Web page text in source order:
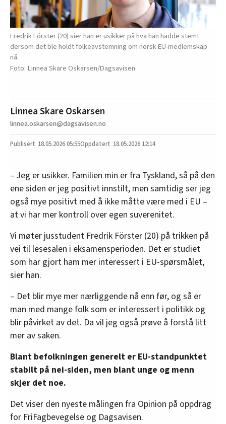
Fredrik Förster (20) sier han er usikker på hva han hadde stemt
dersom det ble holdt folkeavstemning om norsk EU-medlemskap
nå.
Linnea Skare Oskarsen/Dagsavisen
Linnea Skare Oskarsen
linnea.oskarsen@dagsavisen.no
18.05.202605:55 18.05.2026 12:14
– Jeg er usikker. Familien min er fra Tyskland, så på den
ene siden er jeg positivt innstilt, men samtidig ser jeg
også mye positivt med å ikke måtte være med i EU –
at vi har mer kontroll over egen suverenitet.
Vi møter jusstudent Fredrik Förster (20) på trikken på
vei til lesesalen i eksamensperioden. Det er studiet
som har gjort ham mer interessert i EU-spørsmålet,
sier han.
– Det blir mye mer nærliggende nå enn før, og så er
man med mange folk som er interessert i politikk og
blir påvirket av det. Da vil jeg også prøve å forstå litt
mer av saken.
Blant befolkningen generelt er EU-standpunktet
stabilt på nei-siden, men blant unge og menn
skjer det noe.
Det viser den nyeste målingen fra Opinion på oppdrag
for FriFagbevegelse og Dagsavisen.